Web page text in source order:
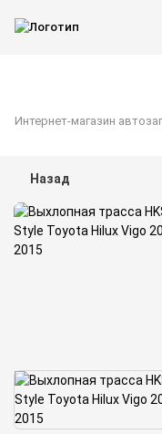
Интернет-магазин
Назад